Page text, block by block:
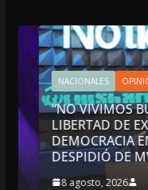
NACIONALES OPINIÓN
“NO VIVIMOS
LIBERTAD DE
DEMOCRACIA EN
DESPIDIÓ DE MVS
8 agosto, 2026